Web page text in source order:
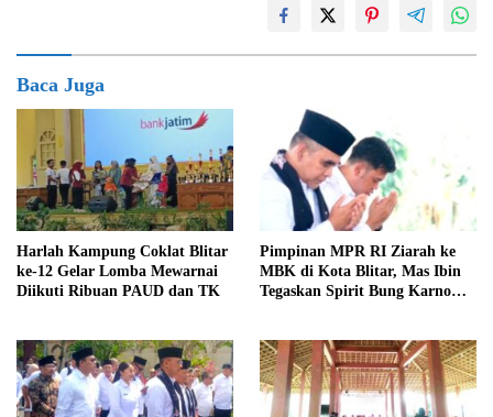
Baca Juga
Harlah Kampung Coklat Blitar
ke-12 Gelar Lomba Mewarnai
Diikuti Ribuan PAUD dan TK
Pimpinan MPR RI Ziarah ke
MBK di Kota Blitar, Mas Ibin
Tegaskan Spirit Bung Karno